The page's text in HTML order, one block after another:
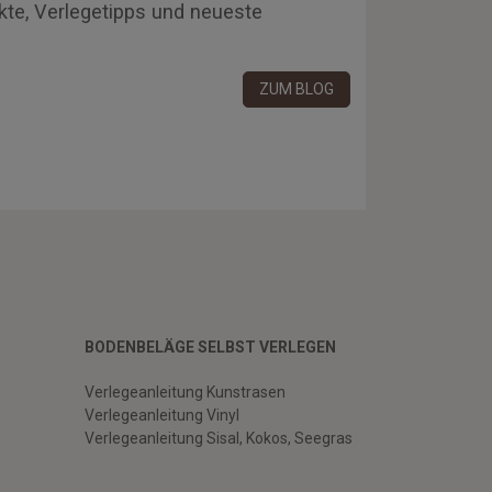
Verlegetipps und neueste
ZUM BLOG
BODENBELÄGE SELBST VERLEGEN
Verlegeanleitung Kunstrasen
Verlegeanleitung Vinyl
Verlegeanleitung Sisal, Kokos, Seegras